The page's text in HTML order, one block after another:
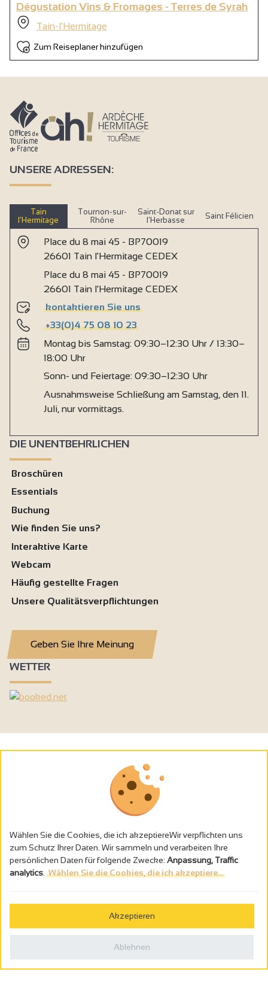
Dégustation Vins & Fromages - Terres de Syrah
Tain-l'Hermitage
Zum Reiseplaner hinzufügen
UNSERE ADRESSEN:
Tain
l’Hermitage
Tournon-sur-
Rhône
Saint-Donat sur
l’Herbasse
Saint Félicien
Place du 8 mai 45 - BP70019
26601 Tain l'Hermitage CEDEX
Place du 8 mai 45 - BP70019
26601 Tain l'Hermitage CEDEX
kontaktieren Sie uns
+33(0)4 75 08 10 23
Montag bis Samstag: 09:30–12:30 Uhr / 13:30–
18:00 Uhr
Sonn- und Feiertage: 09:30–12:30 Uhr
Ausnahmsweise Schließung am Samstag, den 11.
Juli, nur vormittags.
DIE UNENTBEHRLICHEN
Broschüren
Essentials
Buchung
Wie finden Sie uns?
Interaktive Karte
Webcam
Häufig gestellte Fragen
Unsere Qualitätsverpflichtungen
Geben Sie Ihre Meinung
WETTER
Alkoholmissbrauch ist gefährlich für die Gesundheit - trinken Sie in
Politique de confidentialité
Wählen Sie die Cookies, die ich akzeptiereWir verpflichten uns
zum Schutz Ihrer Daten. Wir sammeln und verarbeiten Ihre
persönlichen Daten für folgende Zwecke: Anpassung, Traffic
analytics Wählen Sie die Cookies, die ich akzeptiere...
Akzeptieren
Ablehnen